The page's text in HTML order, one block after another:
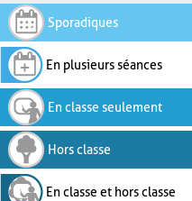
Sporadiques
En plusieurs séances
En classe seulement
Hors classe
En classe et hors classe